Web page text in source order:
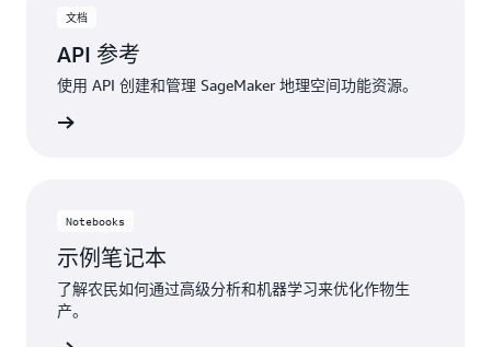
文档
API 参考
使用 API 创建和管理 SageMaker 地理空间功能资源。
Notebooks
示例笔记本
了解农民如何通过高级分析和机器学习来优化作物生
产。